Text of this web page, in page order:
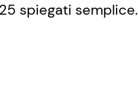
spiegati semplice.